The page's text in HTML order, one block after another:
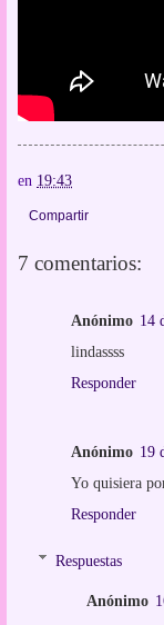
en 19:43
Compartir
7 comentarios:
Anónimo 14
lindassss
Responder
Anónimo 19
Yo quisiera
Responder
Respuestas
Anónimo